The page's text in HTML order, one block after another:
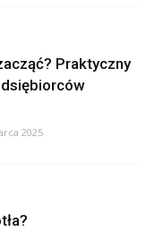
Praktyczny
2025